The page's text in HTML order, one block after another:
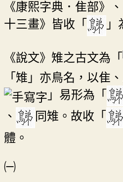
《康熙字典．隹部》
十三畫》皆收「
」
《說文》雉之古文為「
「雉」亦鳥名，以隹
」易形為「
、
同雉。故收「
體。
㈠